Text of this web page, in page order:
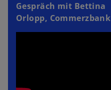
Gespräch mit Bettina
Orlopp, Commerzbank